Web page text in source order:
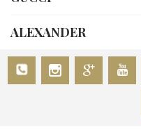
ALEXANDER